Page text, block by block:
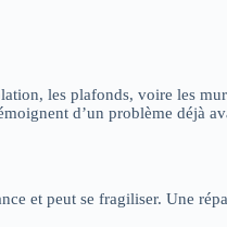
les plafonds, voire les
d’un problème déjà
et peut se fragiliser. Une